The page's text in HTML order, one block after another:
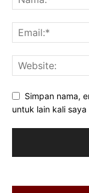
Simpan nama,
untuk lain kali